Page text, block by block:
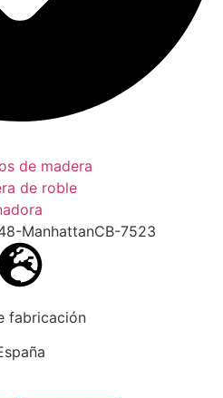
de madera
de roble
ManhattanCB-7523
fabricación